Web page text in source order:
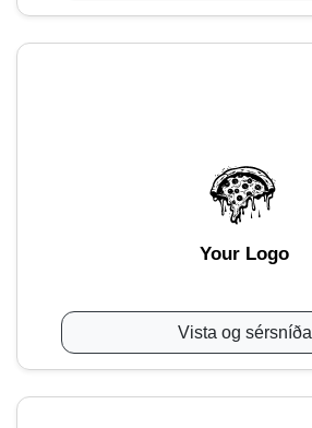
Your Logo
Vista og sérsníða